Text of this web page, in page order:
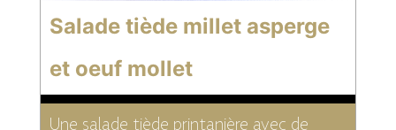
Salade tiède millet asperge
et oeuf mollet
Une salade tiède printanière avec de